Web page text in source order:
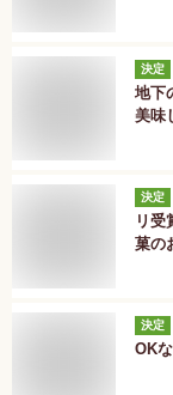
決定
地下
美味
決定
リ受
菓の
決定
OK